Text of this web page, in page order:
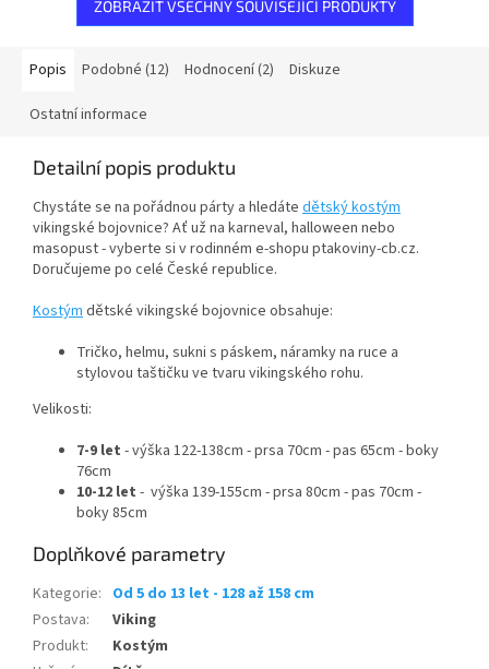
ZOBRAZIT VŠECHNY SOUVISEJÍCÍ PRODUKTY
Popis Podobné (12) Hodnocení (2) Diskuze
Ostatní informace
Detailní popis produktu
Chystáte se na pořádnou párty a hledáte dětský kostým
vikingské bojovnice? Ať už na karneval, halloween nebo
masopust - vyberte si v rodinném e-shopu ptakoviny-cb.cz.
Doručujeme po celé České republice.
Kostýmdětské vikingské bojovnice obsahuje:
Tričko, helmu, sukni s páskem, náramky na ruce a
stylovou taštičku ve tvaru vikingského rohu.
Velikosti:
7-9 let - výška 122-138cm - prsa 70cm - pas 65cm - boky
76cm
10-12 let - výška 139-155cm - prsa 80cm - pas 70cm -
boky 85cm
Doplňkové parametry
Kategorie: Od 5 do 13 let - 128 až 158 cm
Postava:
Viking
Produkt:
Kostým